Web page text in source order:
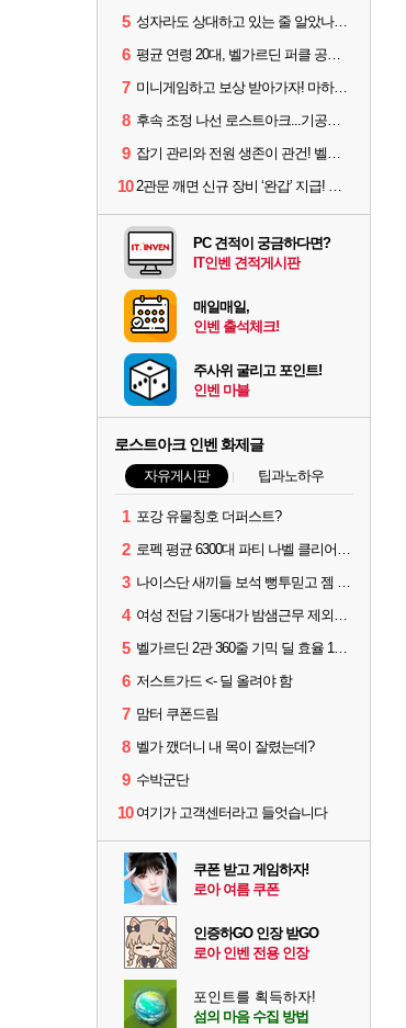
5 성자라도 상대하고 있는 줄 알았나? 벨가르딘 이모저모
6 평균 연령 20대, 벨가르딘 퍼클 공대 '영로티'를 만나다
7 미니게임하고 보상 받아가자! 마하라카 썸머 캠프 할 일은?
8 후속 조정 나선 로스트아크...기공사, 차원술사 하향
9 잡기 관리와 전원 생존이 관건! 벨가르딘 유물 칭호 획득방법 정리
10 2관문 깨면 신규 장비 ‘완갑’ 지급! 그림자 레이드 벨가르딘 공개
PC 견적이 궁금하다면?
IT인벤 견적게시판
매일매일,
인벤 출석체크!
주사위 굴리고 포인트!
인벤 마블
로스트아크 인벤 화제글
자유게시판 팁과노하우
1 포강 유물칭호 더퍼스트?
2 로펙 평균 6300대 파티 나벨 클리어 [기믹 영상 참고하시면 좋을 듯]
3 나이스단 새끼들 보석 뻥투믿고 젬 곱창난거보면 개패고싶음 ㅋㅋ
4 여성 전담 기동대가 밤샘근무 제외된 이유
5 벨가르딘 2관 360줄 기믹 딜 효율 100% 최적화
6 저스트가드 <- 딜 올려야 함
7 맘터 쿠폰드림
8 벨가 깼더니 내 목이 잘렸는데?
9 수박군단
10 여기가 고객센터라고 들엇습니다
쿠폰 받고 게임하자!
로아 여름 쿠폰
인증하GO 인장 받GO
로아 인벤 전용 인장
포인트를 획득하자!
섬의 마음 수집 방법